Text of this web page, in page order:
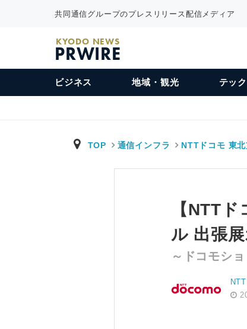
共同通信グループのプレスリリース配信メディア
KYODO NEWS
PRWIRE
ビジネス 地域・観光 テック
TOP 通信インフラ NTTドコモ 東
【NTT
ル 出張
～ドコモシ